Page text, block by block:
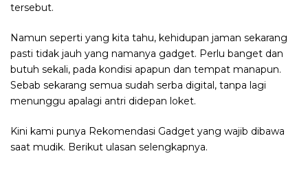
tersebut.
Namun seperti yang kita tahu, kehidupan jaman sekarang
pasti tidak jauh yang namanya gadget. Perlu banget dan
butuh sekali, pada kondisi apapun dan tempat manapun.
Sebab sekarang semua sudah serba digital, tanpa lagi
menunggu apalagi antri didepan loket.
Kini kami punya Rekomendasi Gadget yang wajib dibawa
saat mudik. Berikut ulasan selengkapnya.